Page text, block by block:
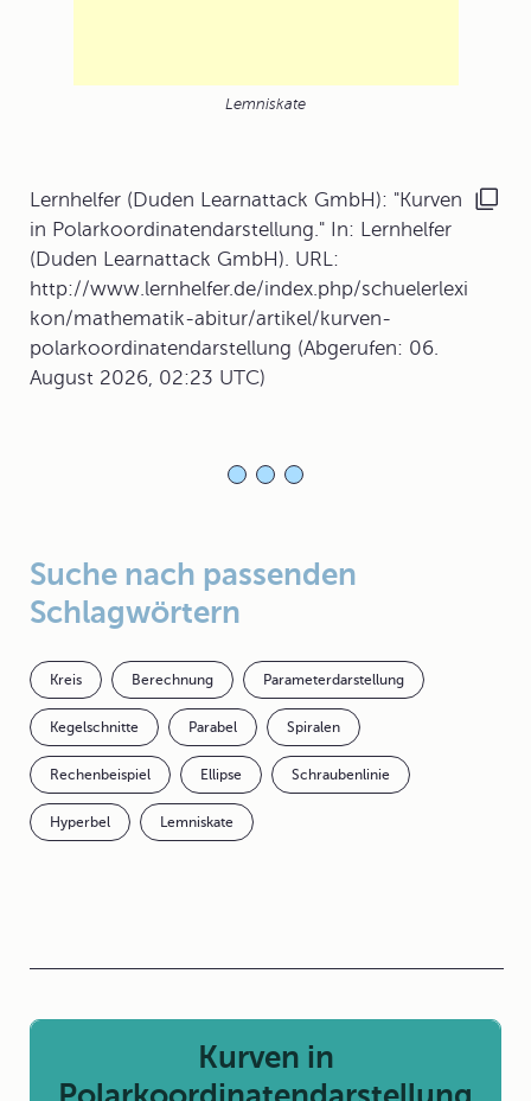
Lemniskate
Lernhelfer (Duden Learnattack GmbH): "Kurven
in Polarkoordinatendarstellung." In: Lernhelfer
(Duden Learnattack GmbH). URL:
http://www.lernhelfer.de/index.php/schuelerlexi
kon/mathematik-abitur/artikel/kurven-
polarkoordinatendarstellung (Abgerufen: 06.
August 2026, 02:23 UTC)
Suche nach passenden
Schlagwörtern
Kreis Berechnung Parameterdarstellung
Kegelschnitte Parabel Spiralen
Rechenbeispiel Ellipse Schraubenlinie
Hyperbel Lemniskate
Kurven in